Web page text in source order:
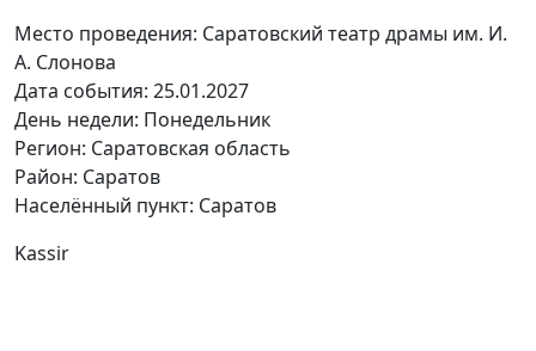
Место проведения: Саратовский театр драмы им. И.
А. Слонова
Дата события: 25.01.2027
День недели: Понедельник
Регион: Саратовская область
Район: Саратов
Населённый пункт: Саратов
Kassir